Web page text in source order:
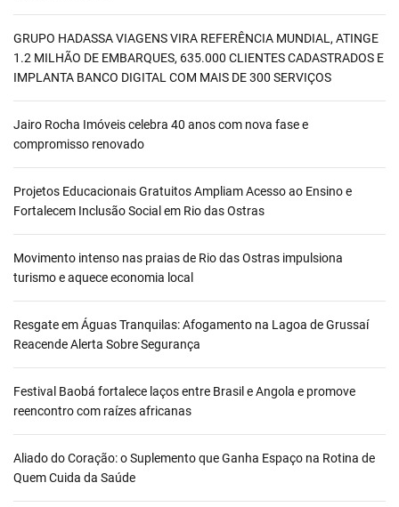
GRUPO HADASSA VIAGENS VIRA REFERÊNCIA MUNDIAL, ATINGE
1.2 MILHÃO DE EMBARQUES, 635.000 CLIENTES CADASTRADOS E
IMPLANTA BANCO DIGITAL COM MAIS DE 300 SERVIÇOS
Jairo Rocha Imóveis celebra 40 anos com nova fase e
compromisso renovado
Projetos Educacionais Gratuitos Ampliam Acesso ao Ensino e
Fortalecem Inclusão Social em Rio das Ostras
Movimento intenso nas praias de Rio das Ostras impulsiona
turismo e aquece economia local
Resgate em Águas Tranquilas: Afogamento na Lagoa de Grussaí
Reacende Alerta Sobre Segurança
Festival Baobá fortalece laços entre Brasil e Angola e promove
reencontro com raízes africanas
Aliado do Coração: o Suplemento que Ganha Espaço na Rotina de
Quem Cuida da Saúde